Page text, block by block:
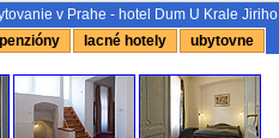
v Prahe - hotel Dum U Krale Jiriho
lacné hotely ubytovne